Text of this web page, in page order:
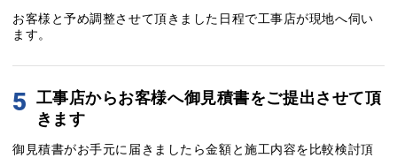
お客様と予め調整させて頂きました日程で工事店が現地へ伺い
ます。
5 工事店からお客様へ御見積書をご提出させて頂
きます
御見積書がお手元に届きましたら金額と施工内容を比較検討頂